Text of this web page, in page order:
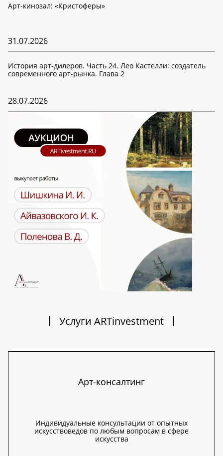
Арт-кинозал: «Кристоферы»
31.07.2026
История арт-дилеров. Часть 24. Лео Кастелли: создатель
современного арт-рынка. Глава 2
28.07.2026
Услуги ARTinvestment
Арт-консалтинг
Индивидуальные консультации от опытных
искусствоведов по любым вопросам в сфере
искусства